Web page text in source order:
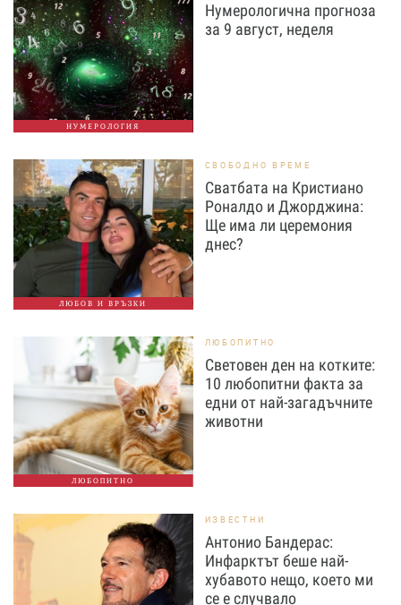
НУМЕРОЛОГИЯ
Нумерологична прогноза
за 9 август, неделя
ЛЮБОВ И ВРЪЗКИ
СВОБОДНО ВРЕМЕ
Сватбата на Кристиано
Роналдо и Джорджина:
Ще има ли церемония
днес?
ЛЮБОПИТНО
ЛЮБОПИТНО
Световен ден на котките:
10 любопитни факта за
едни от най-загадъчните
животни
ИЗВЕСТНИ
Антонио Бандерас:
Инфарктът беше най-
хубавото нещо, което ми
се е случвало